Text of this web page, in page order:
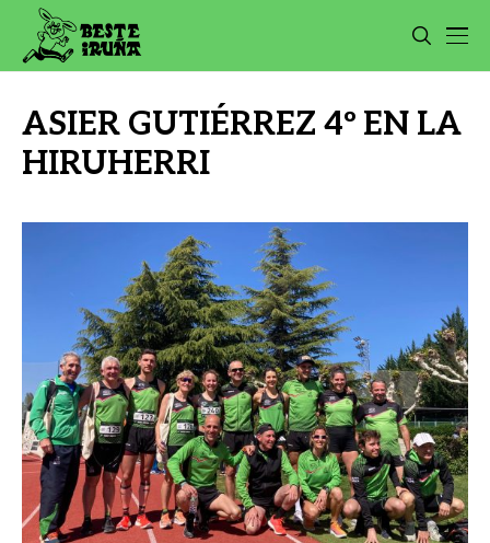
ASIER GUTIÉRREZ 4º EN LA
HIRUHERRI